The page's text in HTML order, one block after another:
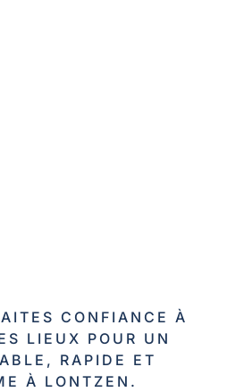
CONFIANCE À
LIEUX POUR UN
RAPIDE ET
À LONTZEN.